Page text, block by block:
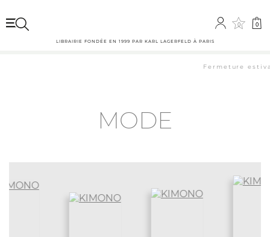
0 0
LIBRAIRIE FONDÉE EN 1999 PAR KARL LAGERFELD À PARIS
Fermeture
MODE